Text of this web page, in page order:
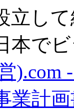
立し
本で
).com
業計